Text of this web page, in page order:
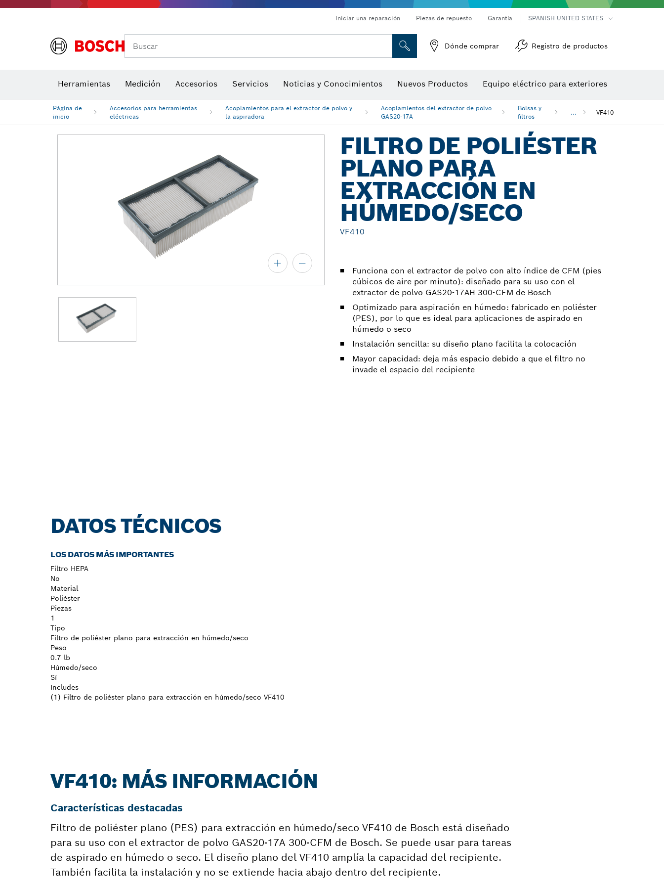
Iniciar una reparación Piezas de repuesto Garantía SPANISH UNITED STATES
Buscar Dónde comprar Registro de productos
Herramientas Medición Accesorios Servicios Noticias y Conocimientos Nuevos Productos Equipo eléctrico para exteriores
Página de
inicio
Accesorios para herramientas
eléctricas
Acoplamientos para el extractor de polvo y
la aspiradora
Acoplamientos del extractor de polvo
GAS20-17A
Bolsas y
filtros
... VF410
FILTRO DE POLIÉSTER
PLANO PARA
EXTRACCIÓN EN
HÚMEDO/SECO
VF410
Funciona con el extractor de polvo con alto índice de CFM (pies
cúbicos de aire por minuto): diseñado para su uso con el
extractor de polvo GAS20-17AH 300-CFM de Bosch
Optimizado para aspiración en húmedo: fabricado en poliéster
(PES), por lo que es ideal para aplicaciones de aspirado en
húmedo o seco
Instalación sencilla: su diseño plano facilita la colocación
Mayor capacidad: deja más espacio debido a que el filtro no
invade el espacio del recipiente
DATOS TÉCNICOS
LOS DATOS MÁS IMPORTANTES
Filtro HEPA
No
Material
Poliéster
Piezas
1
Tipo
Filtro de poliéster plano para extracción en húmedo/seco
Peso
0.7 lb
Húmedo/seco
Sí
Includes
(1) Filtro de poliéster plano para extracción en húmedo/seco VF410
VF410: MÁS INFORMACIÓN
Características destacadas
Filtro de poliéster plano (PES) para extracción en húmedo/seco VF410 de Bosch está diseñado
para su uso con el extractor de polvo GAS20-17A 300-CFM de Bosch. Se puede usar para tareas
de aspirado en húmedo o seco. El diseño plano del VF410 amplía la capacidad del recipiente.
También facilita la instalación y no se extiende hacia abajo dentro del recipiente.